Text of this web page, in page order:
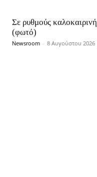
Σε ρυθμούς
(φωτό)
Newsroom - 8 Αυγούστου 2026